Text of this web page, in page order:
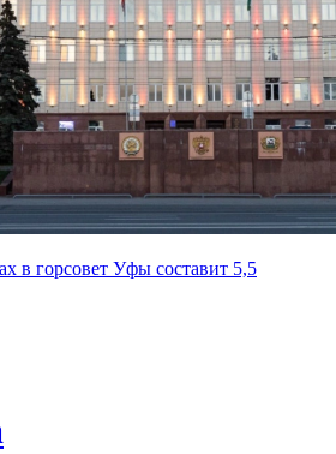
в горсовет Уфы составит 5,5